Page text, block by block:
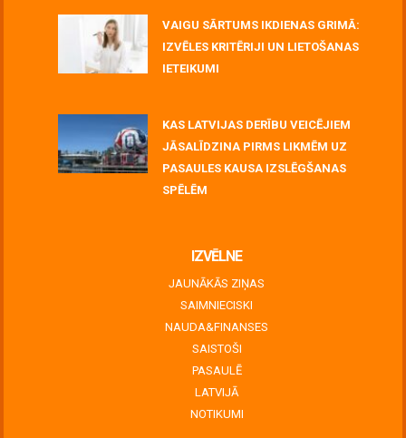
VAIGU SĀRTUMS IKDIENAS GRIMĀ:
IZVĒLES KRITĒRIJI UN LIETOŠANAS
IETEIKUMI
KAS LATVIJAS DERĪBU VEICĒJIEM
JĀSALĪDZINA PIRMS LIKMĒM UZ
PASAULES KAUSA IZSLĒGŠANAS
SPĒLĒM
IZVĒLNE
JAUNĀKĀS ZIŅAS
SAIMNIECISKI
NAUDA&FINANSES
SAISTOŠI
PASAULĒ
LATVIJĀ
NOTIKUMI